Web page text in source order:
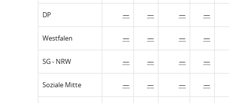
DP — — — —
Westfalen — — — —
SG - NRW — — — —
Soziale Mitte — — — —